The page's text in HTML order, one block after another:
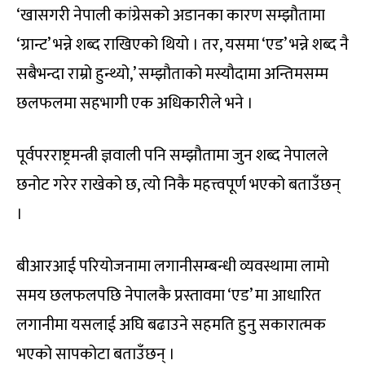
‘खासगरी नेपाली कांग्रेसको अडानका कारण सम्झौतामा
‘ग्रान्ट’ भन्ने शब्द राखिएको थियो । तर, यसमा ‘एड’ भन्ने शब्द नै
सबैभन्दा राम्रो हुन्थ्यो,’ सम्झौताको मस्यौदामा अन्तिमसम्म
छलफलमा सहभागी एक अधिकारीले भने ।
पूर्वपरराष्ट्रमन्त्री ज्ञवाली पनि सम्झौतामा जुन शब्द नेपालले
छनोट गरेर राखेको छ, त्यो निकै महत्त्वपूर्ण भएको बताउँछन्
।
बीआरआई परियोजनामा लगानीसम्बन्धी व्यवस्थामा लामो
समय छलफलपछि नेपालकै प्रस्तावमा ‘एड’ मा आधारित
लगानीमा यसलाई अघि बढाउने सहमति हुनु सकारात्मक
भएको सापकोटा बताउँछन् ।